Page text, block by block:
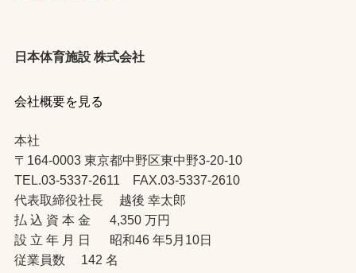
日本体育施設 株式会社
会社概要を見る
本社
〒164-0003 東京都中野区東中野3-20-10
TEL.03-5337-2611 FAX.03-5337-2610
代表取締役社長 越後 幸太郎
払 込 資 本 金 4,350 万円
設 立 年 月 日 昭和46 年5月10日
従業員数 142 名